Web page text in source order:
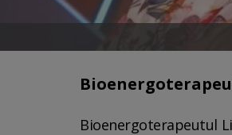
Bioenergoterapeutul